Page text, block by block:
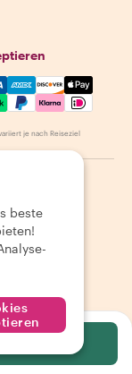
Visa, Amex,
je nach Reiseziel
beste